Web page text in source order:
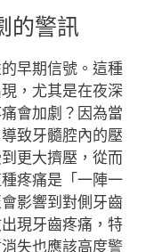
的警訊
早期信號。這種
，尤其是在夜深
會加劇？因為當
致牙髓腔內的壓
更大擠壓，從而
疼痛是「一陣一
影響到對側牙齒
現牙齒疼痛，特
失也應該高度警